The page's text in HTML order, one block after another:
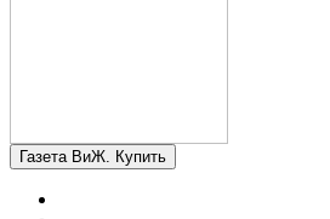
Газета ВиЖ. Купить